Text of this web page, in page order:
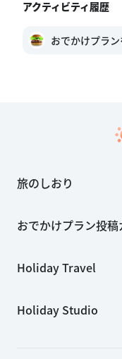
アクティビティ履歴
おでかけプラ
旅のしおり
おでかけプラン投
Holiday Travel
Holiday Studio